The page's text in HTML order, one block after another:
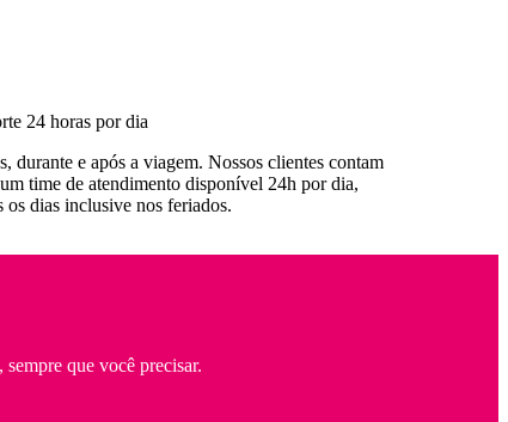
24 horas por dia
durante e após a viagem. Nossos clientes contam
time de atendimento disponível 24h por dia,
os dias inclusive nos feriados.
que você precisar.